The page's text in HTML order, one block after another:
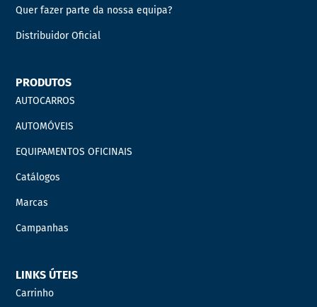
Quer fazer parte da nossa equipa?
Distribuidor Oficial
PRODUTOS
AUTOCARROS
AUTOMÓVEIS
EQUIPAMENTOS OFICINAIS
Catálogos
Marcas
Campanhas
LINKS ÚTEIS
Carrinho